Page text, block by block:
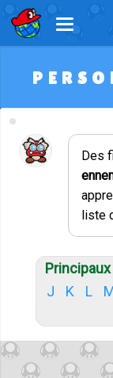
Des
liste
Principaux
J
K L